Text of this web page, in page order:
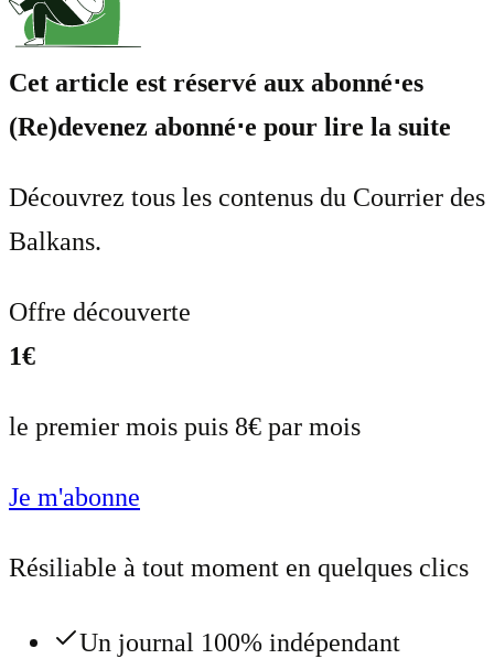
Cet article est réservé aux abonné⋅es
(Re)devenez abonné⋅e pour lire la suite
Découvrez tous les contenus du Courrier des
Balkans.
Offre découverte
1€
le premier mois puis 8€ par mois
Je m'abonne
Résiliable à tout moment en quelques clics
Un journal 100% indépendant